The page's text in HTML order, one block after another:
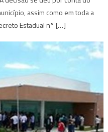
assim como em toda a
Estadual n° […]